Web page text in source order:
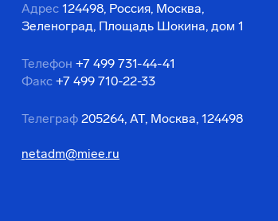
Адрес 124498, Россия, Москва,
Зеленоград, Площадь Шокина, дом 1
Телефон +7 499 731-44-41
Факс +7 499 710-22-33
Телеграф 205264, АТ, Москва, 124498
netadm@miee.ru